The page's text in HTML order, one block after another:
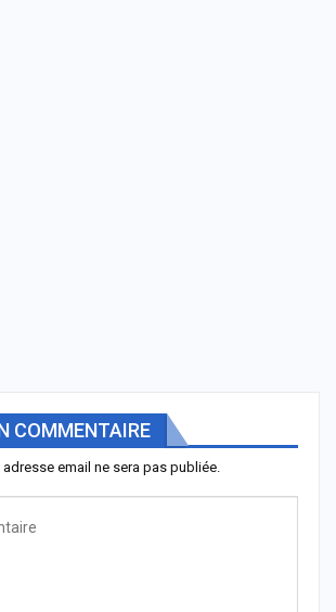
COMMENTAIRE
adresse email ne sera pas publiée.